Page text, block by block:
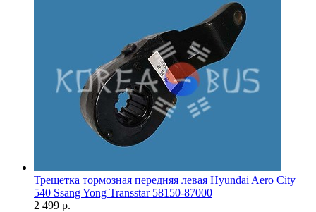
Трещетка тормозная передняя левая Hyundai Aero City
540 Ssang Yong Transstar 58150-87000
2 499 р.